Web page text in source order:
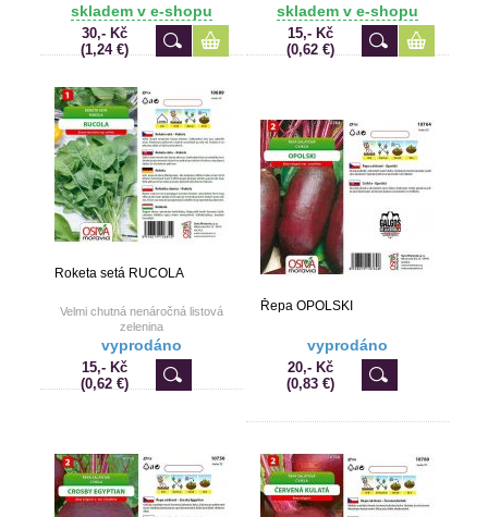
polní pěstování
skladem v e-shopu
30,- Kč
(1,24 €)
na miskách po celý rok. K
přípravě salátů a k dochucování
pokrmů.
skladem v e-shopu
15,- Kč
(0,62 €)
Roketa setá RUCOLA
Velmi chutná nenáročná listová
zelenina
vyprodáno
15,- Kč
(0,62 €)
Řepa OPOLSKI
vyprodáno
20,- Kč
(0,83 €)